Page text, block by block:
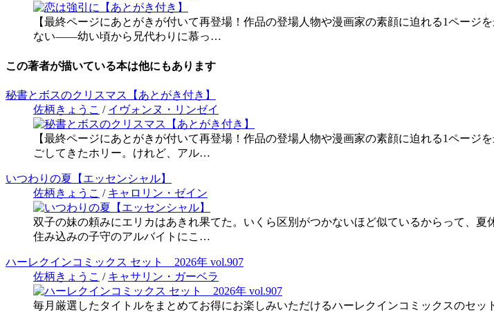
【最終ページにあとがきが付いて再登場！作品の登場人物や漫画家の素顔に迫れる1ペー
ない――幼い頃から兄代わりに慕っ…
この著者が描いている本は他にもあります
秘書とボスのクリスマス【あとがき付き】
佐柄きょうこ / イヴォンヌ・リンゼイ
【最終ページにあとがきが付いて再登場！作品の登場人物や漫画家の素顔に迫れる1ペー
ごしてきたホリー。けれど、アル…
いつわりの夏【エッセンシャル】
佐柄きょうこ / キャロリン・ゼイン
双子の妹の頼みにエリカはあきれ果てた。いくら区別がつかないほど似ているからって、
住み込みの子守のアルバイトにこ…
ハーレクインコミックス セット 2026年 vol.907
佐柄きょうこ / キャサリン・ガーベラ
毎月厳選したタイトルをまとめてお得にお楽しみいただけるハーレクインコミックスのセ